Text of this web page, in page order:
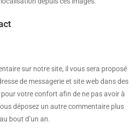
sur notre site, il vous sera proposé
de messagerie et site web dans des
votre confort afin de ne pas avoir à
déposez un autre commentaire plus
bout d’un an.